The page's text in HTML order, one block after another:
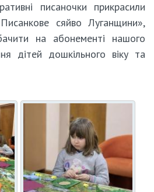
писаночки прикрасили
сяйво Луганщини»,
на абонементі нашого
дітей дошкільного віку та